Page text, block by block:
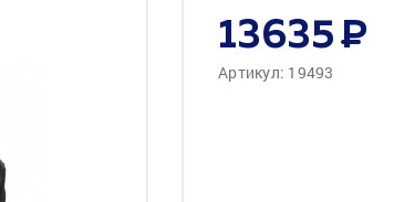
13635
Артикул: 19493